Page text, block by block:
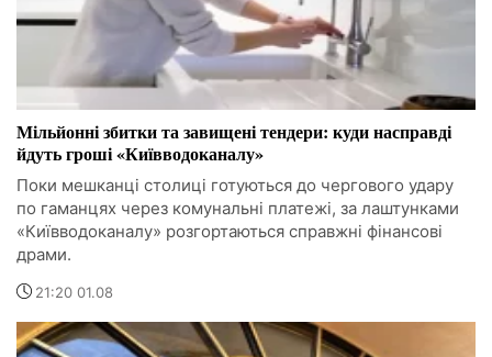
Мільйонні збитки та завищені тендери: куди насправді
йдуть гроші «Київводоканалу»
Поки мешканці столиці готуються до чергового удару
по гаманцях через комунальні платежі, за лаштунками
«Київводоканалу» розгортаються справжні фінансові
драми.
21:20 01.08